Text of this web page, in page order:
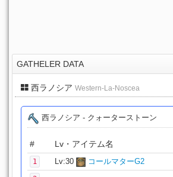
GATHELER DATA
西ラノシア Western-La-Noscea
西ラノシア - クォーターストーン
# Lv・アイテム名
1 Lv:30 コールマターG2